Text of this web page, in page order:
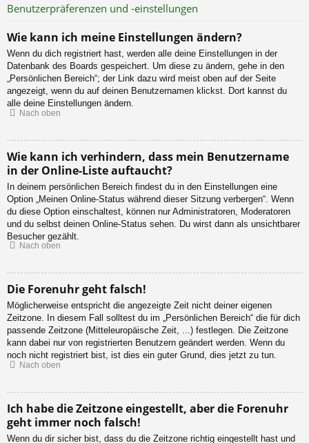
Benutzerpräferenzen und -einstellungen
Wie kann ich meine Einstellungen ändern?
Wenn du dich registriert hast, werden alle deine Einstellungen in der
Datenbank des Boards gespeichert. Um diese zu ändern, gehe in den
„Persönlichen Bereich“; der Link dazu wird meist oben auf der Seite
angezeigt, wenn du auf deinen Benutzernamen klickst. Dort kannst du
alle deine Einstellungen ändern.
Nach oben
Wie kann ich verhindern, dass mein Benutzername
in der Online-Liste auftaucht?
In deinem persönlichen Bereich findest du in den Einstellungen eine
Option „Meinen Online-Status während dieser Sitzung verbergen“. Wenn
du diese Option einschaltest, können nur Administratoren, Moderatoren
und du selbst deinen Online-Status sehen. Du wirst dann als unsichtbarer
Besucher gezählt.
Nach oben
Die Forenuhr geht falsch!
Möglicherweise entspricht die angezeigte Zeit nicht deiner eigenen
Zeitzone. In diesem Fall solltest du im „Persönlichen Bereich“ die für dich
passende Zeitzone (Mitteleuropäische Zeit, ...) festlegen. Die Zeitzone
kann dabei nur von registrierten Benutzern geändert werden. Wenn du
noch nicht registriert bist, ist dies ein guter Grund, dies jetzt zu tun.
Nach oben
Ich habe die Zeitzone eingestellt, aber die Forenuhr
geht immer noch falsch!
Wenn du dir sicher bist, dass du die Zeitzone richtig eingestellt hast und